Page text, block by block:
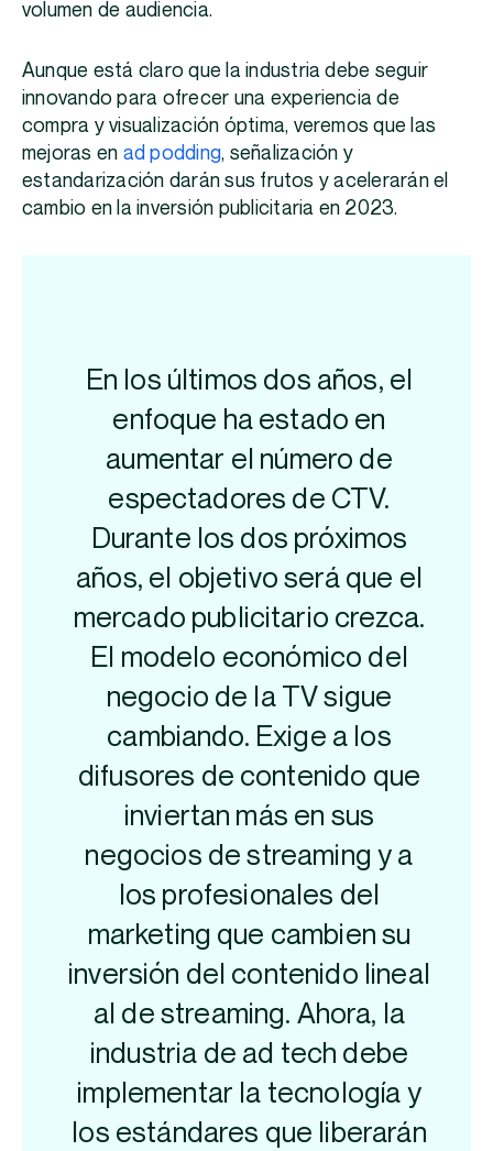
volumen de audiencia.
Aunque está claro que la industria debe seguir
innovando para ofrecer una experiencia de
compra y visualización óptima, veremos que las
mejoras en ad podding, señalización y
estandarización darán sus frutos y acelerarán el
cambio en la inversión publicitaria en 2023.
En los últimos dos años, el
enfoque ha estado en
aumentar el número de
espectadores de CTV.
Durante los dos próximos
años, el objetivo será que el
mercado publicitario crezca.
El modelo económico del
negocio de la TV sigue
cambiando. Exige a los
difusores de contenido que
inviertan más en sus
negocios de streaming y a
los profesionales del
marketing que cambien su
inversión del contenido lineal
al de streaming. Ahora, la
industria de ad tech debe
implementar la tecnología y
los estándares que liberarán